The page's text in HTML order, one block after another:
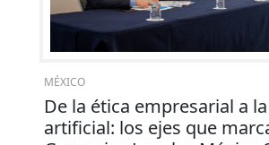
MÉXICO
De la ética empresarial a
artificial: los ejes que